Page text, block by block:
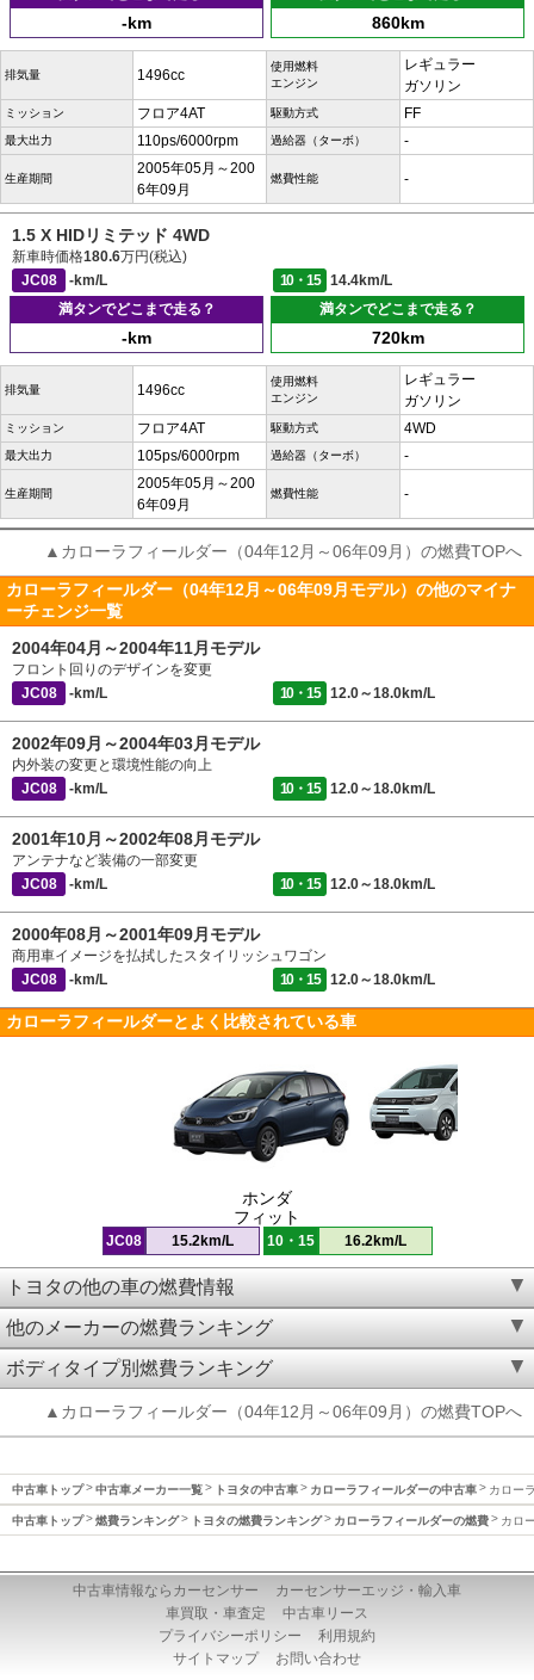
-km 860km
排気量 1496cc
使用燃料
エンジン
レギュラー
ガソリン
ミッション フロア4AT 駆動方式 FF
最大出力 110ps/6000rpm 過給器（ターボ） -
生産期間
2005年05月～200
6年09月
燃費性能 -
1.5 X HIDリミテッド 4WD
新車時価格180.6万円(税込)
JC08
-km/L 10・15
14.4km/L
満タンでどこまで走る？
-km
満タンでどこまで走る？
720km
排気量 1496cc
使用燃料
エンジン
レギュラー
ガソリン
ミッション フロア4AT 駆動方式 4WD
最大出力 105ps/6000rpm 過給器（ターボ） -
生産期間
2005年05月～200
6年09月
燃費性能 -
▲カローラフィールダー（04年12月～06年09月）の燃費TOPへ
カローラフィールダー（04年12月～06年09月モデル）の他のマイナ
ーチェンジ一覧
2004年04月～2004年11月モデル
フロント回りのデザインを変更
JC08
-km/L 10・15 12.0～18.0km/L
2002年09月～2004年03月モデル
内外装の変更と環境性能の向上
JC08
-km/L 10・15 12.0～18.0km/L
2001年10月～2002年08月モデル
アンテナなど装備の一部変更
JC08
-km/L 10・15 12.0～18.0km/L
2000年08月～2001年09月モデル
商用車イメージを払拭したスタイリッシュワゴン
JC08
-km/L 10・15 12.0～18.0km/L
カローラフィールダーとよく比較されている車
ホンダ
フィット
JC08 15.2km/L 10・15 16.2km/L
トヨタの他の車の燃費情報
他のメーカーの燃費ランキング
ボディタイプ別燃費ランキング
▲カローラフィールダー（04年12月～06年09月）の燃費TOPへ
中古車トップ 中古車メーカー一覧 トヨタの中古車 カローラフィールダーの中古車 カロー
中古車トップ 燃費ランキング トヨタの燃費ランキング カローラフィールダーの燃費 カロ
中古車情報ならカーセンサー
カーセンサーエッジ・輸入車
車買取・車査定
中古車リース
プライバシーポリシー
利用規約
サイトマップ
お問い合わせ